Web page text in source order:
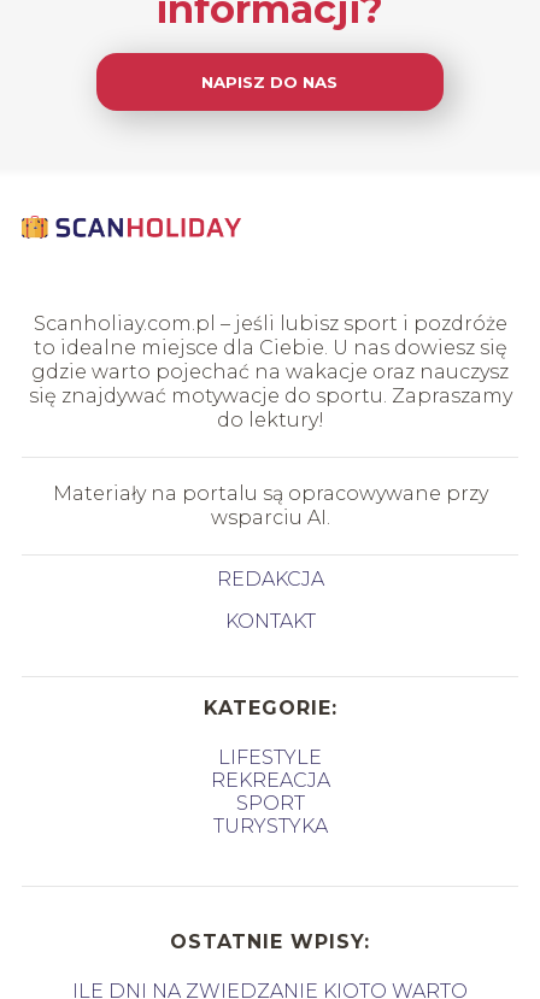
NAPISZ DO NAS
Scanholiay.com.pl – jeśli lubisz sport i pozdróże
to idealne miejsce dla Ciebie. U nas dowiesz się
gdzie warto pojechać na wakacje oraz nauczysz
się znajdywać motywacje do sportu. Zapraszamy
do lektury!
Materiały na portalu są opracowywane przy
wsparciu AI.
REDAKCJA
KONTAKT
KATEGORIE:
LIFESTYLE
REKREACJA
SPORT
TURYSTYKA
OSTATNIE WPISY:
ILE DNI NA ZWIEDZANIE KIOTO WARTO